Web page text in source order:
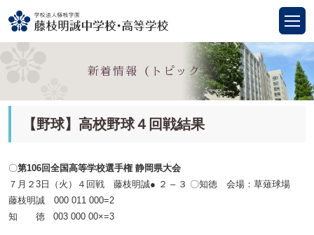
新着情報（トピックス）
【野球】高校野球４回戦結果
〇第106回全国高等学校選手権 静岡県大会
７月２3日（火）４回戦 藤枝明誠● ２ –３ 〇知徳 会場：草薙球場
藤枝明誠 000 011 000=2
知 徳 003 000 00×=3